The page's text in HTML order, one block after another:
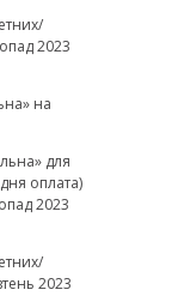
2023
на
для
оплата)
2023
2023